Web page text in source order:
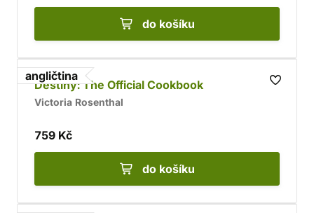
do košíku
angličtina
Destiny: The Official Cookbook
Victoria Rosenthal
759 Kč
do košíku